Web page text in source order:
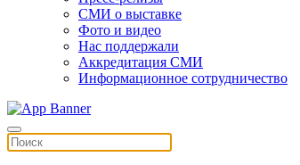
СМИ о выставке
Фото и видео
Нас поддержали
Аккредитация СМИ
Информационное сотрудничество